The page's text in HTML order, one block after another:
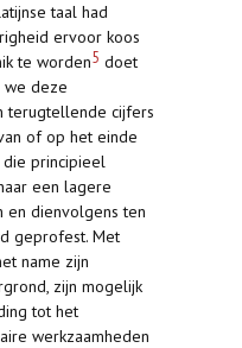
taal had
ervoor koos
te worden5 doet
we deze
terugtellende cijfers
of op het einde
die principieel
een lagere
en dienvolgens ten
geprofest. Met
name zijn
zijn mogelijk
tot het
werkzaamheden